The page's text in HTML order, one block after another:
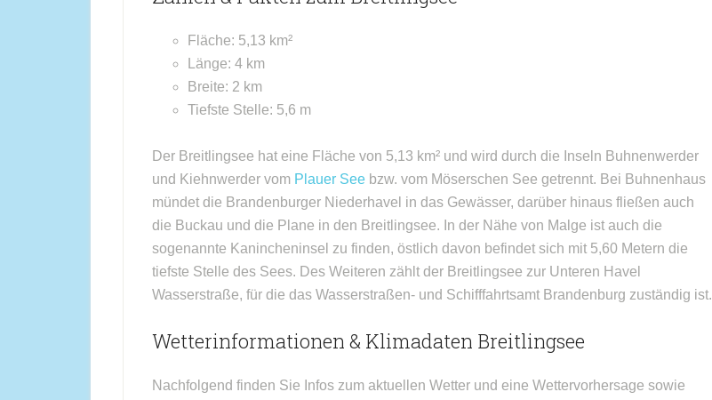
Fläche: 5,13 km²
Länge: 4 km
Breite: 2 km
Tiefste Stelle: 5,6 m
Der Breitlingsee hat eine Fläche von 5,13 km² und wird durch die Inseln Buhnenwerder
und Kiehnwerder vom Plauer See bzw. vom Möserschen See getrennt. Bei Buhnenhaus
mündet die Brandenburger Niederhavel in das Gewässer, darüber hinaus fließen auch
die Buckau und die Plane in den Breitlingsee. In der Nähe von Malge ist auch die
sogenannte Kanincheninsel zu finden, östlich davon befindet sich mit 5,60 Metern die
tiefste Stelle des Sees. Des Weiteren zählt der Breitlingsee zur Unteren Havel
Wasserstraße, für die das Wasserstraßen- und Schifffahrtsamt Brandenburg zuständig ist.
Wetterinformationen & Klimadaten Breitlingsee
Nachfolgend finden Sie Infos zum aktuellen Wetter und eine Wettervorhersage sowie